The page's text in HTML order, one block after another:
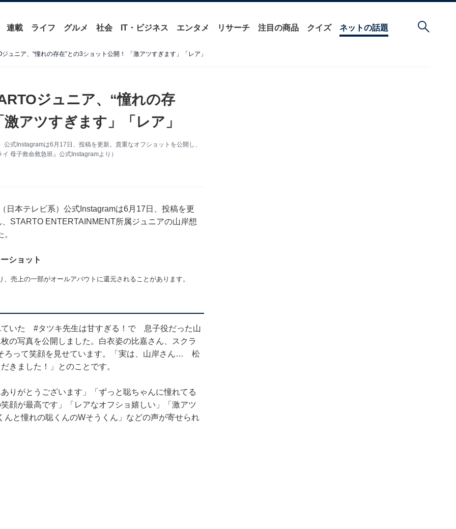
連載 ライフ グルメ 社会 IT・ビジネス エンタメ リサーチ 注目の商品 クイズ ネットの話題
ュニア、“憧れの存在”との3ショット公開！ 「激アツすぎます」「レア」
ジュニア、“憧れの存
アツすぎます」「レア」
式Instagramは6月17日、投稿を更新。貴重なオフショットを公開し、
母子救命救急班』公式Instagramより）
日本テレビ系）公式Instagramは6月17日、投稿を更
STARTO ENTERTAINMENT所属ジュニアの山岸想
ショット
売上の一部がオールアバウトに還元されることがあります。
ていた #タツキ先生は甘すぎる！で 息子役だった山
写真を公開しました。白衣姿の比嘉さん、スクラ
ろって笑顔を見せています。「実は、山岸さん… 松
きました！」とのことです。
がとうございます」「ずっと聡ちゃんに憧れてる
顔が最高です」「レアなオフショ嬉しい」「激アツ
と憧れの聡くんのWそうくん」などの声が寄せられ